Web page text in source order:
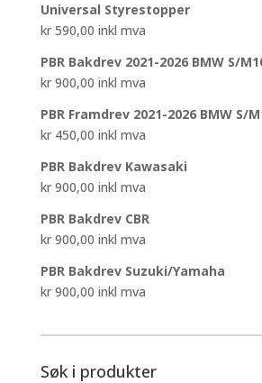
var:
kr 4.450,00.
er:
Universal Styrestopper
kr590,00 inkl mva
PBR Bakdrev 2021-2026 BMW S/
kr900,00 inkl mva
PBR Framdrev 2021-2026 BMW S/
kr450,00 inkl mva
PBR Bakdrev Kawasaki
kr900,00 inkl mva
PBR Bakdrev CBR
kr900,00 inkl mva
PBR Bakdrev Suzuki/Yamaha
kr900,00 inkl mva
Søk i produkter